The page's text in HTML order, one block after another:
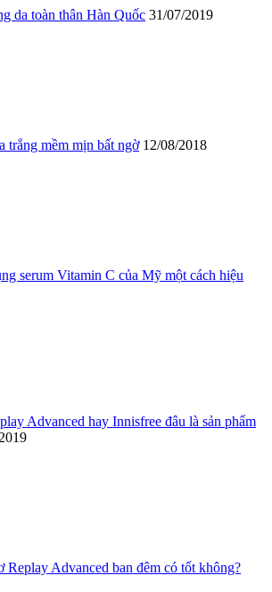
da toàn thân Hàn Quốc 31/07/2019
trắng mềm mịn bất ngờ 12/08/2018
serum Vitamin C của Mỹ một cách hiệu
Advanced hay Innisfree đâu là sản phẩm
Replay Advanced ban đêm có tốt không?